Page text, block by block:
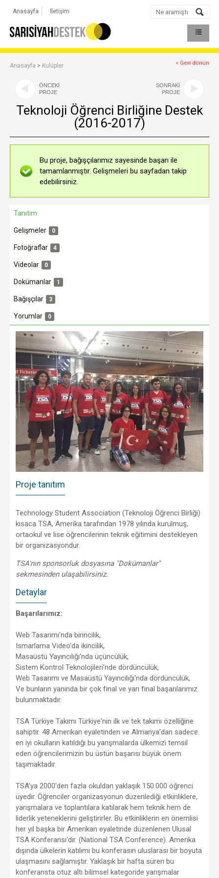
Anasayfa İletişim
Anasayfa > Kulüpler < Geri dönün
ÖNCEKİ
PROJE
Teknoloji Öğrenci Birliğine Destek
(2016-2017)
SONRAKİ
PROJE
Bu proje, bağışçılarımız sayesinde başarı ile
tamamlanmıştır. Gelişmeleri bu sayfadan takip
edebilirsiniz.
Tanıtım
Gelişmeler 0
Fotoğraflar 4
Videolar 0
Dokümanlar 1
Bağışçılar 3
Yorumlar 0
Proje tanıtım
Technology Student Association (Teknoloji Öğrenci Birliği)
kısaca TSA, Amerika tarafından 1978 yılında kurulmuş,
ortaokul ve lise öğrencilerinin teknik eğitimini destekleyen
bir organizasyondur.
TSA'nın sponsorluk dosyasına "Dokümanlar"
sekmesinden ulaşabilirsiniz.
Detaylar
Başarılarımız:
Web Tasarımı'nda birincilik,
Ismarlama Video'da ikincilik,
Masaüstü Yayıncılığı'nda üçüncülük,
Sistem Kontrol Teknolojileri'nde dördüncülük,
Web Tasarımı ve Masaüstü Yayıncılığı'nda dördüncülük,
Ve bunların yanında bir çok final ve yarı final başarılarımız
bulunmaktadır.
TSA Türkiye Takımı Türkiye'nin ilk ve tek takımı özelliğine
sahiptir. 48 Amerikan eyaletinden ve Almanya’dan sadece
en iyi okulların katıldığı bu yarışmalarda ülkemizi temsil
eden öğrencilerimizin bu üstün başarısı büyük önem
taşımaktadır.
TSA’ya 2000'den fazla okuldan yaklaşık 150.000 öğrenci
üyedir. Öğrenciler organizasyonun düzenlediği etkinliklere,
yarışmalara ve toplantılara katılarak hem teknik hem de
liderlik yeteneklerini geliştirirler. Bu etkinliklerin en önemlisi
her yıl başka bir Amerikan eyaletinde düzenlenen Ulusal
TSA Konferansı'dır. (National TSA Conference). Amerika
dışında ülkelerin katılımı bu konferasın uluslarası bir boyuta
ulaşmasını sağlamıştır. Yaklaşık bir hafta süren bu
konferansta otuz altı bilimsel kategoride yarışmalar